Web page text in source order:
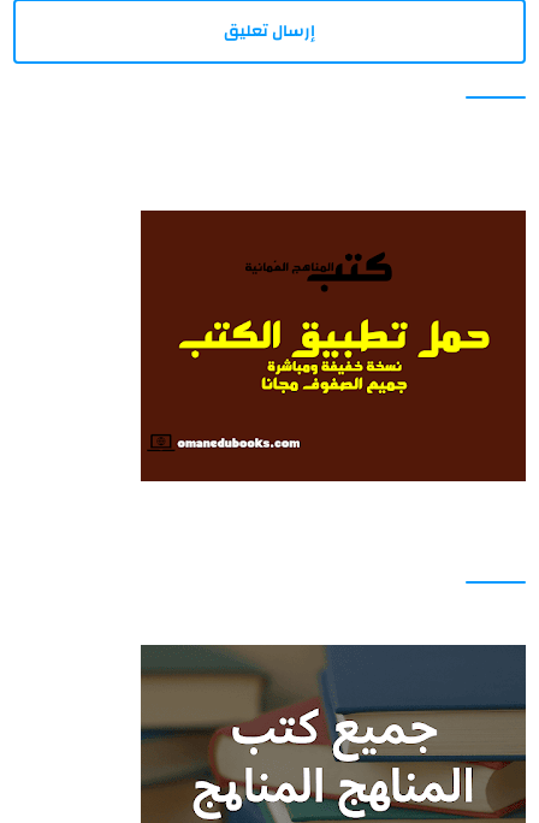
إرسال تعليق